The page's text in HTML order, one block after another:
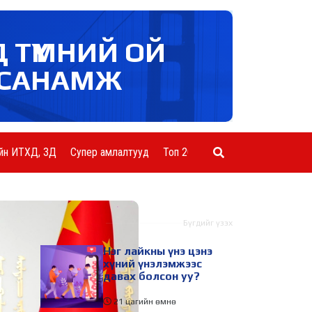
ТҮМНИЙ ОЙ
ИТХД, ЗД Супер амлалтууд Топ 20 ААН
Шинэ мэдээ Бүгдийг үзэх
Нэг лайкны үнэ цэнэ
хүний үнэлэмжээс
давах болсон уу?
21 цагийн өмнө